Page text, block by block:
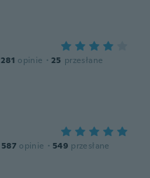
281 opinie · 25 przesłane
587 opinie · 549 przesłane